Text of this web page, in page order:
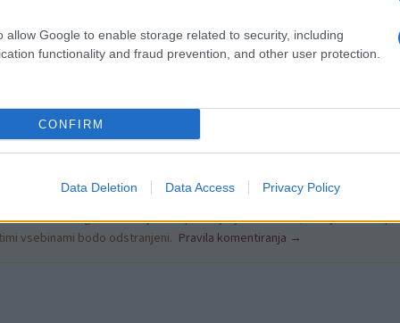
allow Google to enable storage related to security, including
functionality and fraud prevention, and other user protection.
CONFIRM
Data Deletion Data Access Privacy Policy
domača in da so delovna mesta v lokalnem okolju
in tehnologijo
kazensko odgovoren za javno spodbujanje sovraštva, nasilja ali
vsebinami bodo odstranjeni. Pravila komentiranja →